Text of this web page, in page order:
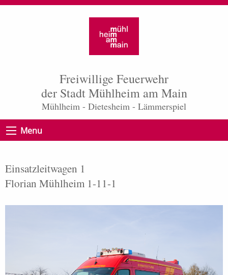
Freiwillige Feuerwehr
der Stadt Mühlheim am Main
Mühlheim - Dietesheim - Lämmerspiel
Menu
Einsatzleitwagen 1
Florian Mühlheim 1-11-1